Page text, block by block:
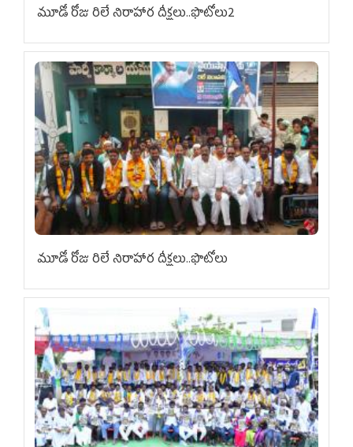
మూడో రోజు రిలే నిరాహార దీక్షలు..ఫొటోలు2
మూడో రోజు రిలే నిరాహార దీక్షలు..ఫొటోలు